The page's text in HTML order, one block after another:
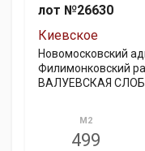
лот №26630
Киевское
Новомосковский
Филимонковский
ВАЛУЕВСКАЯ
М2
499